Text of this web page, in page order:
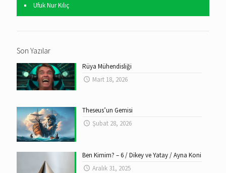
Ufuk Nur Kılıç
Son Yazılar
Rüya Mühendisliği
Mart 18, 2026
Theseus’un Gemisi
Şubat 28, 2026
Ben Kimim? – 6 / Dikey ve Yatay / Ayna Koni
Aralık 31, 2025